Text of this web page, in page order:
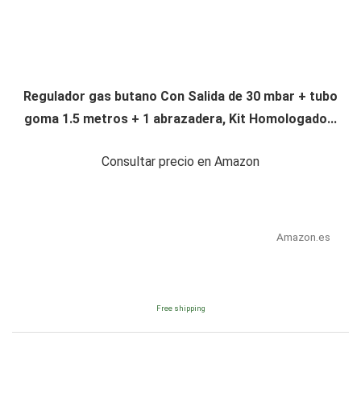
Regulador gas butano Con Salida de 30 mbar + tubo
goma 1.5 metros + 1 abrazadera, Kit Homologado...
Consultar precio en Amazon
Amazon.es
Free shipping